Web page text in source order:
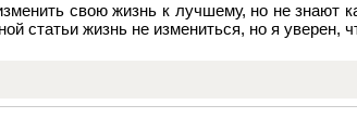
свою жизнь к лучшему, но не знают
статьи жизнь не измениться, но я уверен,